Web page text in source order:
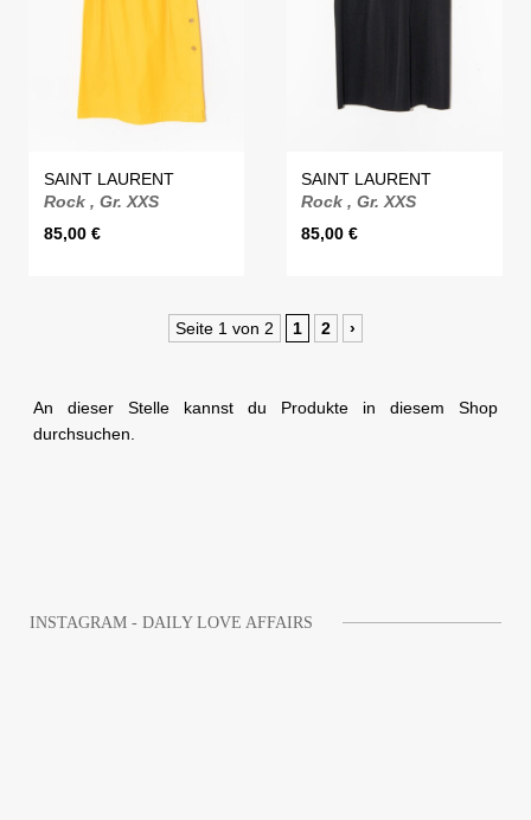
SAINT LAURENT
Rock , Gr. XXS
85,00 €
SAINT LAURENT
Rock , Gr. XXS
85,00€
Seite 1 von 2 1 2 ›
An dieser Stelle kannst du Produkte in diesem Shop
durchsuchen.
INSTAGRAM - DAILY LOVE AFFAIRS